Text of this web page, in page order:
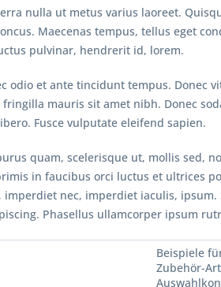
nulla ut metus varius laoreet.
Maecenas tempus, tellus eget
pulvinar, hendrerit id, lorem.
odio et ante tincidunt tempus. Donec
fringilla mauris sit amet nibh. Donec
Fusce vulputate eleifend sapien.
quam, scelerisque ut, mollis sed,
in faucibus orci luctus et ultrices
imperdiet nec, imperdiet iaculis,
Phasellus ullamcorper ipsum
Beispiele
Zubehör-